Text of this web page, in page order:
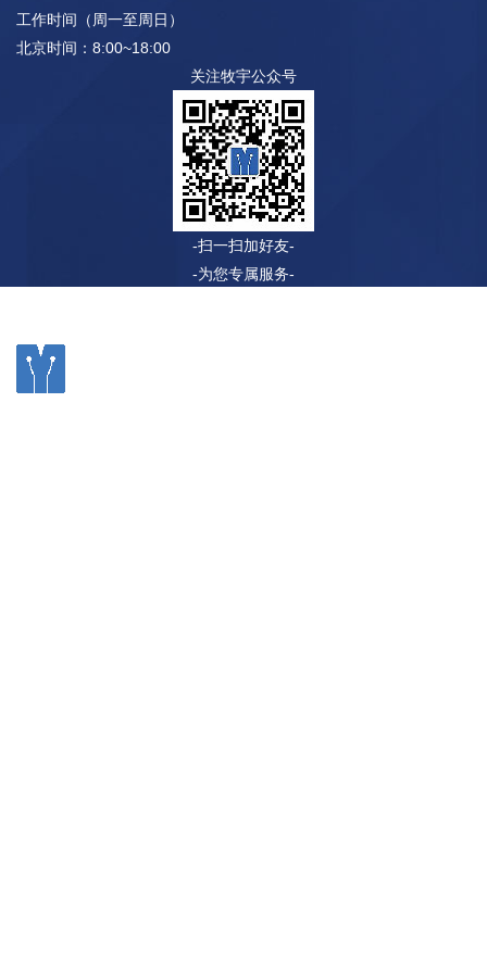
工作时间（周一至周日）
北京时间：8:00~18:00
关注牧宇公众号
-扫一扫加好友-
-为您专属服务-